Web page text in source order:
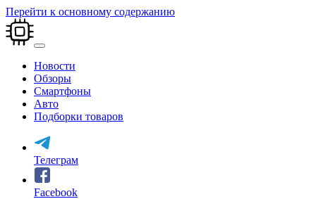
Перейти к основному содержанию
Новости
Обзоры
Смартфоны
Авто
Подборки товаров
Телеграм
Facebook